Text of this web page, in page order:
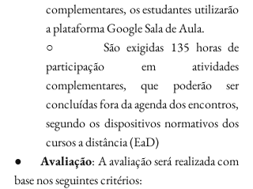
complementares, os estudantes utilizarão
a plataforma Google Sala de Aula.
○       São exigidas 135 horas de
participação em atividades
complementares, que poderão ser
concluídas fora da agenda dos encontros,
segundo os dispositivos normativos dos
cursos a distância (EaD)
● Avaliação: A avaliação será realizada com
base nos seguintes critérios: